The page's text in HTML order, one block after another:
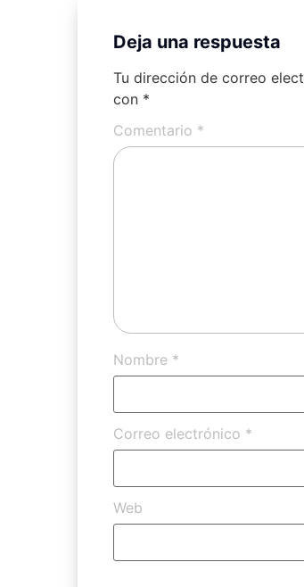
Deja una respuesta
Tu dirección de correo
con *
Comentario *
Nombre *
Correo electrónico *
Web